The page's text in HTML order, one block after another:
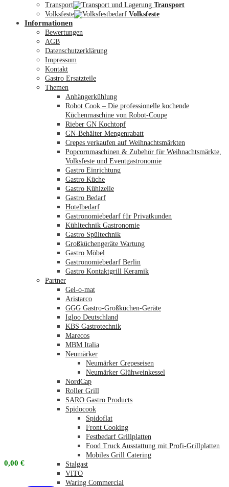
Mein Konto
0,00 €
Transport
Transport
Volksfeste
Volksfeste
Informationen
Bewertungen
AGB
Datenschutzerklärung
Impressum
Kontakt
Gastro Ersatzteile
Themen
Anhängerkühlung
Robot Cook – Die professionelle kochende
Küchenmaschine von Robot-Coupe
Rieber GN Kochtopf
GN-Behälter Mengenrabatt
Crepes verkaufen auf Weihnachtsmärkten
Popcornmaschinen & Zubehör für Weihnachtsmärkte,
Volksfeste und Eventgastronomie
Gastro Einrichtung
Gastro Küche
Gastro Kühlzelle
Gastro Bedarf
Hotelbedarf
Gastronomiebedarf für Privatkunden
Kühltechnik Gastronomie
Gastro Spültechnik
Großküchengeräte Wartung
Gastro Möbel
Gastronomiebedarf Berlin
Gastro Kontaktgrill Keramik
Partner
Gel-o-mat
Aristarco
GGG Gastro-Großküchen-Geräte
Igloo Deutschland
KBS Gastrotechnik
Marecos
MBM Italia
Neumärker
Neumärker Crepeseisen
Neumärker Glühweinkessel
NordCap
Roller Grill
SARO Gastro Products
Spidocook
Spidoflat
Front Cooking
Festbedarf Grillplatten
Food Truck Ausstattung mit Profi-Grillplatten
Mobiles Grill Catering
Stalgast
VITO
Waring Commercial